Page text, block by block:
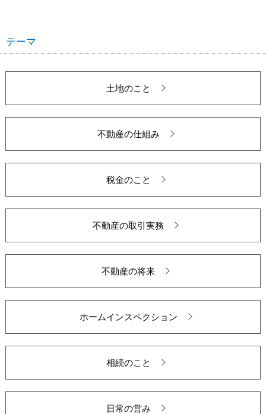
テーマ
土地のこと
不動産の仕組み
税金のこと
不動産の取引実務
不動産の将来
ホームインスペクション
相続のこと
日常の営み